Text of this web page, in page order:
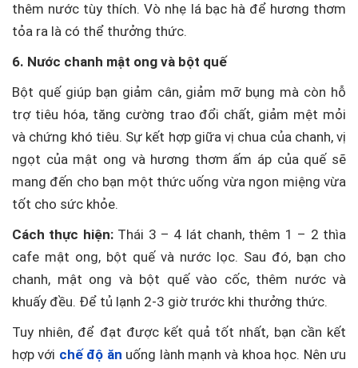
thêm nước tùy thích. Vò nhẹ lá bạc hà để hương thơm
tỏa ra là có thể thưởng thức.
6. Nước chanh mật ong và bột quế
Bột quế giúp bạn giảm cân, giảm mỡ bụng mà còn hỗ
trợ tiêu hóa, tăng cường trao đổi chất, giảm mệt mỏi
và chứng khó tiêu. Sự kết hợp giữa vị chua của chanh, vị
ngọt của mật ong và hương thơm ấm áp của quế sẽ
mang đến cho bạn một thức uống vừa ngon miệng vừa
tốt cho sức khỏe.
Cách thực hiện:Thái 3 – 4 lát chanh, thêm 1 – 2 thìa
cafe mật ong, bột quế và nước lọc. Sau đó, bạn cho
chanh, mật ong và bột quế vào cốc, thêm nước và
khuấy đều. Để tủ lạnh 2-3 giờ trước khi thưởng thức.
Tuy nhiên, để đạt được kết quả tốt nhất, bạn cần kết
hợp với chế độ ăn uống lành mạnh và khoa học. Nên ưu